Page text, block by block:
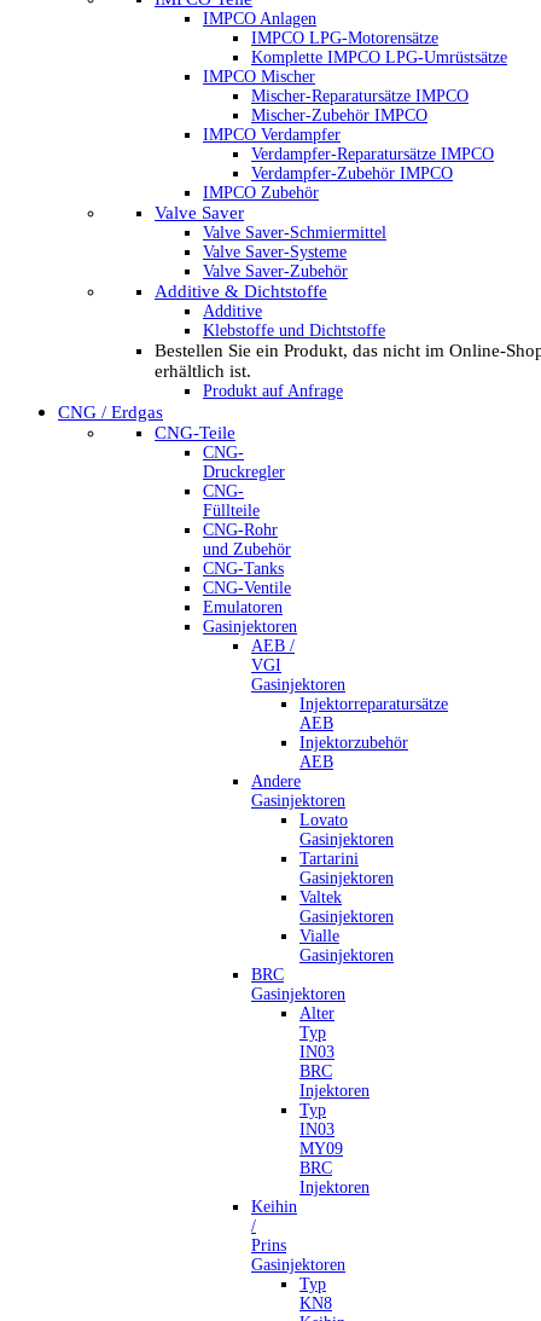
IMPCO Anlagen
IMPCO LPG-Motorensätze
Komplette IMPCO LPG-Umrüstsätze
IMPCO Mischer
Mischer-Reparatursätze IMPCO
Mischer-Zubehör IMPCO
IMPCO Verdampfer
Verdampfer-Reparatursätze IMPCO
Verdampfer-Zubehör IMPCO
IMPCO Zubehör
Valve Saver
Valve Saver-Schmiermittel
Valve Saver-Systeme
Valve Saver-Zubehör
Additive & Dichtstoffe
Additive
Klebstoffe und Dichtstoffe
Bestellen Sie ein Produkt, das nicht im Online-
erhältlich ist.
Produkt auf Anfrage
CNG / Erdgas
CNG-Teile
CNG-
Druckregler
CNG-
Füllteile
CNG-Rohr
und Zubehör
CNG-Tanks
CNG-Ventile
Emulatoren
Gasinjektoren
AEB /
VGI
Gasinjektoren
Injektorreparatursätze
AEB
Injektorzubehör
AEB
Andere
Gasinjektoren
Lovato
Gasinjektoren
Tartarini
Gasinjektoren
Valtek
Gasinjektoren
Vialle
Gasinjektoren
BRC
Gasinjektoren
Alter
Typ
IN03
BRC
Injektoren
Typ
IN03
MY09
BRC
Injektoren
Keihin
/
Prins
Gasinjektoren
Typ
KN8